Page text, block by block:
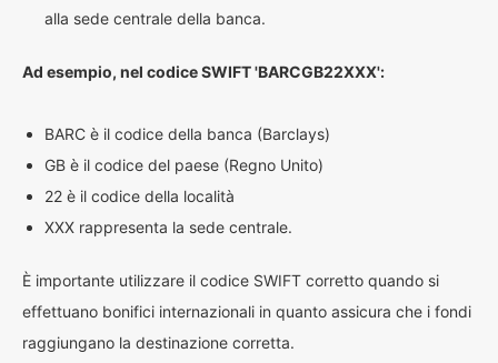
alla sede centrale della banca.
Ad esempio, nel codice SWIFT 'BARCGB22XXX':
BARC è il codice della banca (Barclays)
GB è il codice del paese (Regno Unito)
22 è il codice della località
XXX rappresenta la sede centrale.
È importante utilizzare il codice SWIFT corretto quando si
effettuano bonifici internazionali in quanto assicura che i fondi
raggiungano la destinazione corretta.